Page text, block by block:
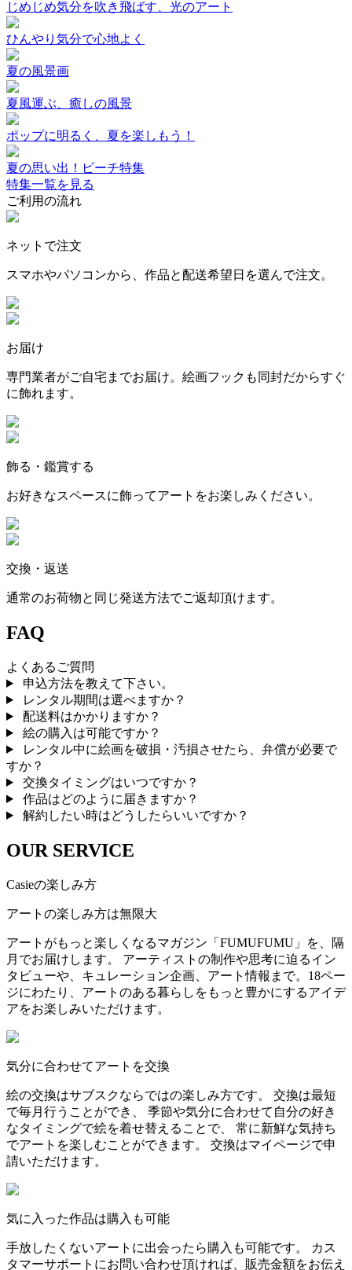
じめじめ気分を吹き飛ばす、光のアート
ひんやり気分で心地よく
夏の風景画
夏風運ぶ、癒しの風景
ポップに明るく、夏を楽しもう！
夏の思い出！ビーチ特集
特集一覧を見る
ご利用の流れ
ネットで注文
スマホやパソコンから、作品と配送希望日を選んで注文。
お届け
専門業者がご自宅までお届け。絵画フックも同封だからすぐ
に飾れます。
飾る・鑑賞する
お好きなスペースに飾ってアートをお楽しみください。
交換・返送
通常のお荷物と同じ発送方法でご返却頂けます。
FAQ
よくあるご質問
申込方法を教えて下さい。
レンタル期間は選べますか？
配送料はかかりますか？
絵の購入は可能ですか？
レンタル中に絵画を破損・汚損させたら、弁償が必要で
すか？
交換タイミングはいつですか？
作品はどのように届きますか？
解約したい時はどうしたらいいですか？
OUR SERVICE
Casieの楽しみ方
アートの楽しみ方は無限大
アートがもっと楽しくなるマガジン「FUMUFUMU」を、隔
月でお届けします。 アーティストの制作や思考に迫るイン
タビューや、キュレーション企画、アート情報まで。18ペー
ジにわたり、アートのある暮らしをもっと豊かにするアイデ
アをお楽しみいただけます。
気分に合わせてアートを交換
絵の交換はサブスクならではの楽しみ方です。 交換は最短
で毎月行うことができ、 季節や気分に合わせて自分の好き
なタイミングで絵を着せ替えることで、 常に新鮮な気持ち
でアートを楽しむことができます。 交換はマイページで申
請いただけます。
気に入った作品は購入も可能
手放したくないアートに出会ったら購入も可能です。 カス
タマーサポートにお問い合わせ頂ければ、販売金額をお伝え